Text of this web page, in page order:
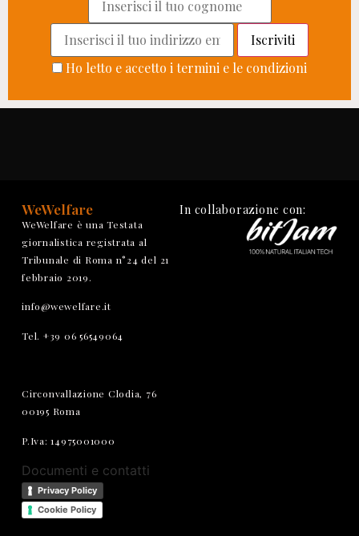
Ho letto e accetto i termini e le condizioni
WeWelfare
WeWelfare è una Testata
giornalistica registrata al
Tribunale di Roma n°24 del 21
febbraio 2019.
info@wewelfare.it
Tel. +39 06 56549064
Circonvallazione Clodia, 76
00195 Roma
P.Iva: 14975001000
Documenti e contatti
Privacy Policy
Cookie Policy
In collaborazione con: